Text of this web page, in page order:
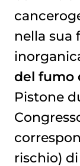
nella sua
del fumo
Pistone
rischio)